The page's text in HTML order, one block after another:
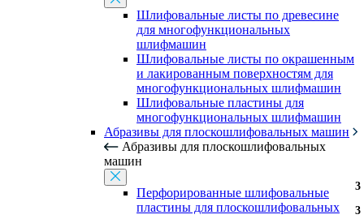
Шлифовальные листы по древесине
для многофункциональных
шлифмашин
Шлифовальные листы по окрашенным
и лакированным поверхностям для
многофункциональных шлифмашин
Шлифовальные пластины для
многофункциональных шлифмашин
Абразивы для плоскошлифовальных машин
Абразивы для плоскошлифовальных
машин
Перфорированные шлифовальные
пластины для плоскошлифовальных
3
3
3
3
3
3
3
3
3
3
3
3
3
3
3
3
3
3
3
3
3
3
3
3
3
3
3
3
3
3
3
3
3
3
3
3
3
3
3
3
3
3
3
3
3
3
3
3